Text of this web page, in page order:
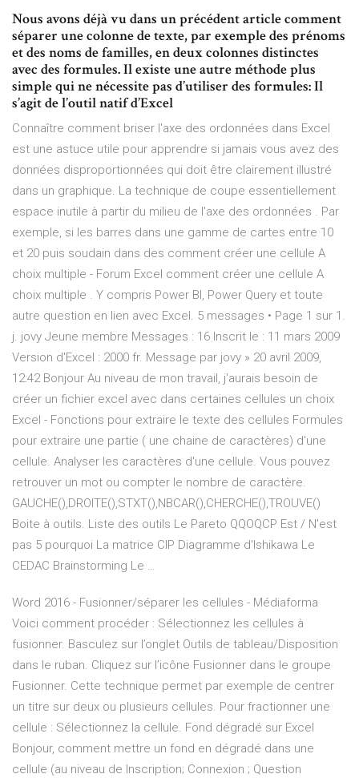
Nous avons déjà vu dans un précédent article comment
séparer une colonne de texte, par exemple des prénoms
et des noms de familles, en deux colonnes distinctes
avec des formules. Il existe une autre méthode plus
simple qui ne nécessite pas d’utiliser des formules: Il
s’agit de l’outil natif d’Excel
Connaître comment briser l'axe des ordonnées dans Excel
est une astuce utile pour apprendre si jamais vous avez des
données disproportionnées qui doit être clairement illustré
dans un graphique. La technique de coupe essentiellement
espace inutile à partir du milieu de l'axe des ordonnées . Par
exemple, si les barres dans une gamme de cartes entre 10
et 20 puis soudain dans des comment créer une cellule A
choix multiple - Forum Excel comment créer une cellule A
choix multiple . Y compris Power BI, Power Query et toute
autre question en lien avec Excel. 5 messages • Page 1 sur 1.
j. jovy Jeune membre Messages : 16 Inscrit le : 11 mars 2009
Version d'Excel : 2000 fr. Message par jovy » 20 avril 2009,
12:42 Bonjour Au niveau de mon travail, j'aurais besoin de
créer un fichier excel avec dans certaines cellules un choix
Excel - Fonctions pour extraire le texte des cellules Formules
pour extraire une partie ( une chaine de caractères) d'une
cellule. Analyser les caractères d'une cellule. Vous pouvez
retrouver un mot ou compter le nombre de caractère.
GAUCHE(),DROITE(),STXT(),NBCAR(),CHERCHE(),TROUVE()
Boite à outils. Liste des outils Le Pareto QQOQCP Est / N'est
pas 5 pourquoi La matrice CIP Diagramme d'Ishikawa Le
CEDAC Brainstorming Le …
Word 2016 - Fusionner/séparer les cellules - Médiaforma
Voici comment procéder : Sélectionnez les cellules à
fusionner. Basculez sur l’onglet Outils de tableau/Disposition
dans le ruban. Cliquez sur l’icône Fusionner dans le groupe
Fusionner. Cette technique permet par exemple de centrer
un titre sur deux ou plusieurs cellules. Pour fractionner une
cellule : Sélectionnez la cellule. Fond dégradé sur Excel
Bonjour, comment mettre un fond en dégradé dans une
cellule (au niveau de Inscription; Connexion ; Question